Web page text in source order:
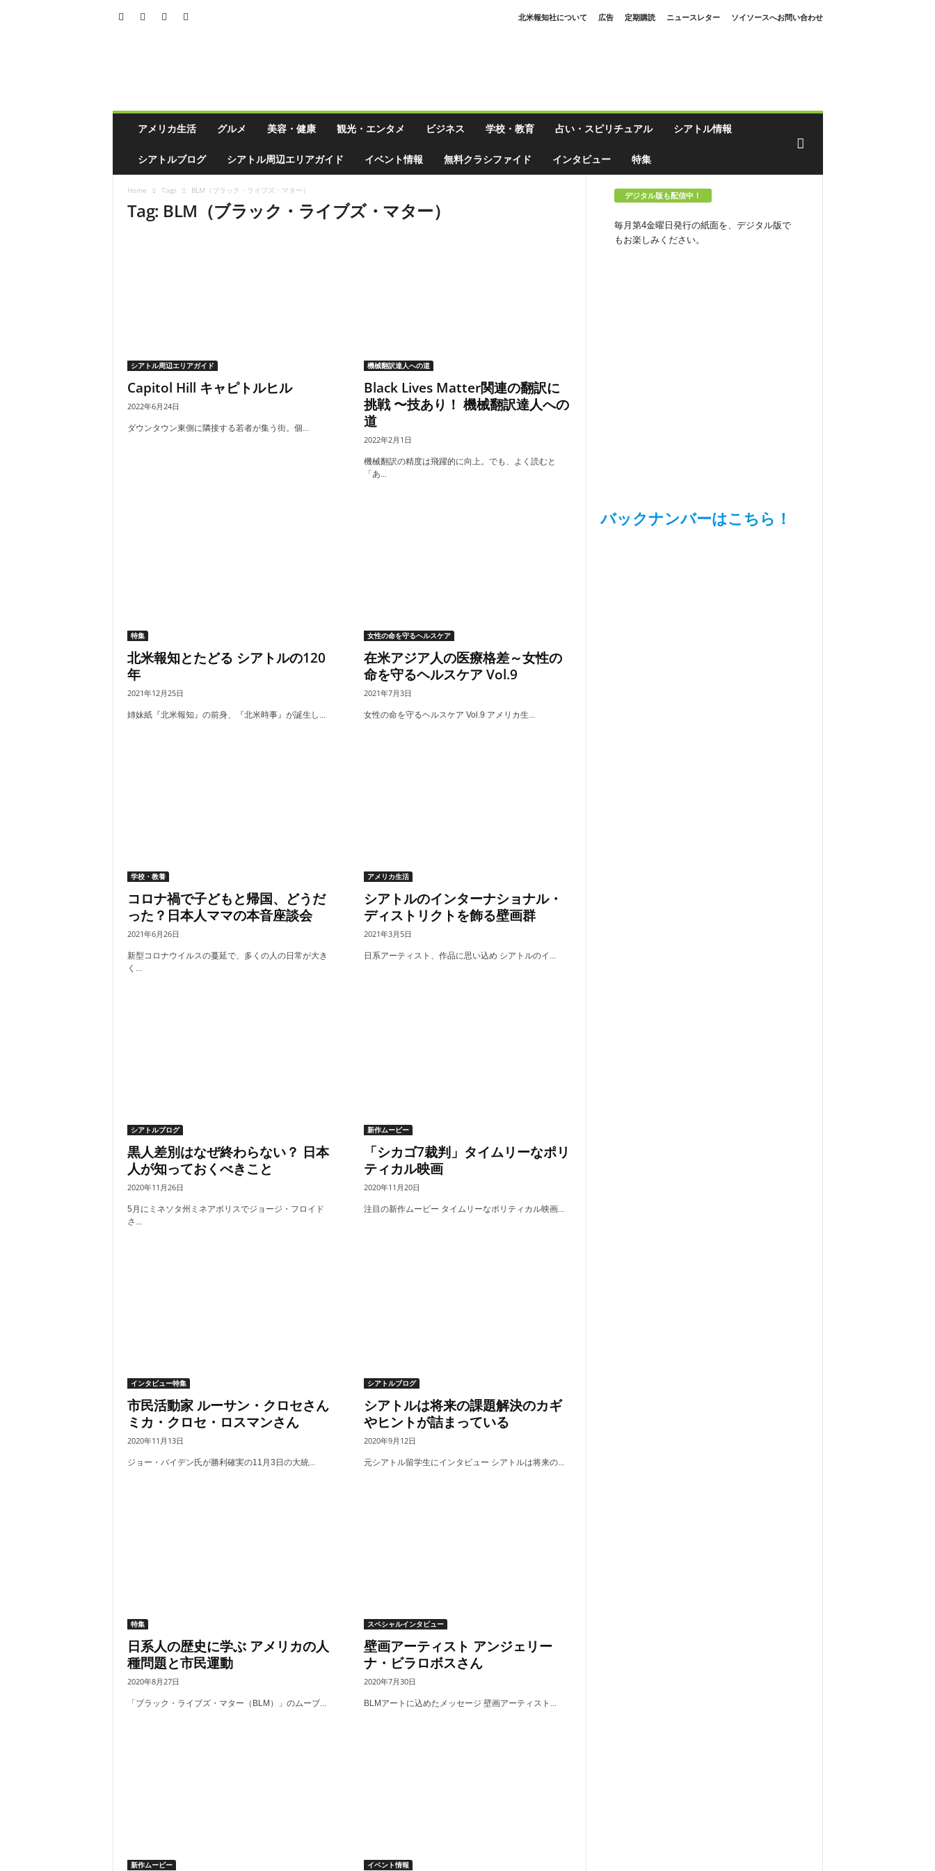
北米報知社について 広告 定期購読 ニュースレター
ソイソースへお問い合わせ
アメリカ生活 グルメ 美容・健康 観光・エンタメ ビジネス 学校・教育 占い・スピリチュアル シアトル情報
シアトルブログ シアトル周辺エリアガイド イベント情報 無料クラシファイド インタビュー 特集
Home Tags BLM（ブラック・ライブズ・マター）
Tag: BLM（ブラック・ライブズ・マター）
シアトル周辺エリアガイド
Capitol Hill キャピトルヒル
2022年6月24日
ダウンタウン東側に隣接する若者が集う街。個...
機械翻訳達人への道
Black Lives Matter関連の翻訳に
挑戦 〜技あり！ 機械翻訳達人への
道
2022年2月1日
機械翻訳の精度は飛躍的に向上。でも、よく読むと
「あ...
特集
北米報知とたどる シアトルの120
年
2021年12月25日
姉妹紙『北米報知』の前身、『北米時事』が誕生し...
女性の命を守るヘルスケア
在米アジア人の医療格差～女性の
命を守るヘルスケア Vol.9
2021年7月3日
女性の命を守るヘルスケア Vol.9 アメリカ生...
学校・教養
コロナ禍で子どもと帰国、どうだ
った？日本人ママの本音座談会
2021年6月26日
新型コロナウイルスの蔓延で、多くの人の日常が大き
く...
アメリカ生活
シアトルのインターナショナル・
ディストリクトを飾る壁画群
2021年3月5日
日系アーティスト、作品に思い込め シアトルのイ...
シアトルブログ
黒人差別はなぜ終わらない？ 日本
人が知っておくべきこと
2020年11月26日
5月にミネソタ州ミネアポリスでジョージ・フロイド
さ...
新作ムービー
「シカゴ7裁判」タイムリーなポリ
ティカル映画
2020年11月20日
注目の新作ムービー タイムリーなポリティカル映画...
インタビュー特集
市民活動家 ルーサン・クロセさん
ミカ・クロセ・ロスマンさん
2020年11月13日
ジョー・バイデン氏が勝利確実の11月3日の大統...
シアトルブログ
シアトルは将来の課題解決のカギ
やヒントが詰まっている
2020年9月12日
元シアトル留学生にインタビュー シアトルは将来の...
特集
日系人の歴史に学ぶ アメリカの人
種問題と市民運動
2020年8月27日
「ブラック・ライブズ・マター（BLM）」のムーブ...
スペシャルインタビュー
壁画アーティスト アンジェリー
ナ・ビラロボスさん
2020年7月30日
BLMアートに込めたメッセージ 壁画アーティスト...
新作ムービー イベント情報
デジタル版も配信中！
毎月第4金曜日発行の紙面を、デジタル版で
もお楽しみください。
バックナンバーはこちら！